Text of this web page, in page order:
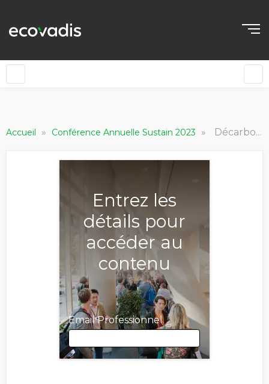
Accueil » Conférence Annuelle Sustain 2023 » Décarbonation de la chaîne d'approvisionnement : un parcours de collaboration et d'innovation
Entrez les
détails pour
accéder au
contenu
Email Professionnel